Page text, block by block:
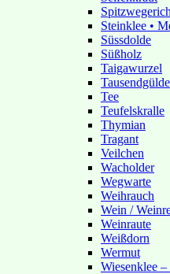
Spitzwegerich
Steinklee •
Süssdolde
Süßholz
Taigawurzel
Tee
Teufelskralle
Thymian
Tragant
Veilchen
Wacholder
Wegwarte
Weihrauch
Wein /
Weinraute
Weißdorn
Wermut
Wiesenklee